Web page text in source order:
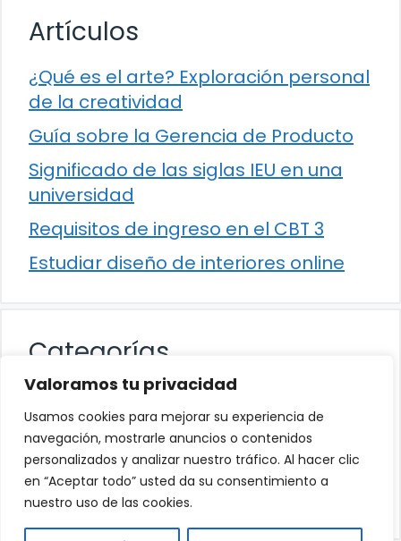
Valoramos tu privacidad
Usamos cookies para mejorar su experiencia de
navegación, mostrarle anuncios o contenidos
personalizados y analizar nuestro tráfico. Al hacer clic
en “Aceptar todo” usted da su consentimiento a
nuestro uso de las cookies.
Artículos
¿Qué es el arte? Exploración personal
de la creatividad
Guía sobre la Gerencia de Producto
Significado de las siglas IEU en una
universidad
Requisitos de ingreso en el CBT 3
Estudiar diseño de interiores online
Categorías
Cultura
Educación
Eventos
Trabajo